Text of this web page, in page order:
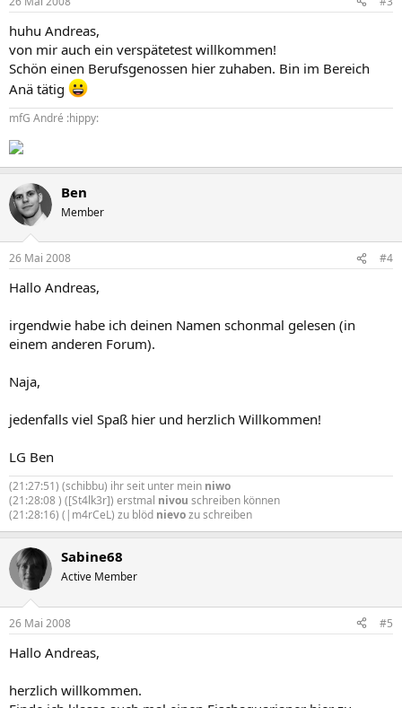
huhu Andreas,
von mir auch ein verspätetest willkommen!
Schön einen Berufsgenossen hier zuhaben. Bin im Bereich
Anä tätig
mfG André :hippy:
Ben
Member
26 Mai 2008 #4
Hallo Andreas,
irgendwie habe ich deinen Namen schonmal gelesen (in
einem anderen Forum).
Naja,
jedenfalls viel Spaß hier und herzlich Willkommen!
LG Ben
(21:27:51) (schibbu) ihr seit unter mein niwo
(21:28:08 ) ([St4lk3r]) erstmal nivou schreiben können
(21:28:16) (|m4rCeL) zu blöd nievozu schreiben
Sabine68
Active Member
26 Mai 2008 #5
Hallo Andreas,
herzlich willkommen.